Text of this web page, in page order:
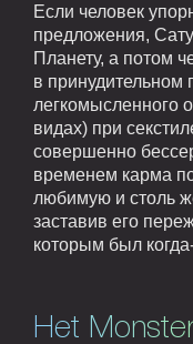
Если человек
предложения,
Планету, а потом
в принудительном
легкомысленного
видах) при
совершенно
временем карма
любимую и столь
заставив его
которым был
Het